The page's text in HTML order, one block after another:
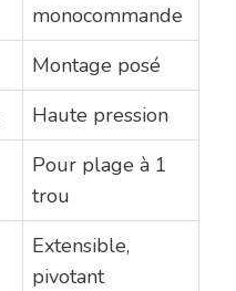
monocommande
Montage posé
Haute pression
Pour plage à 1
trou
Extensible,
pivotant